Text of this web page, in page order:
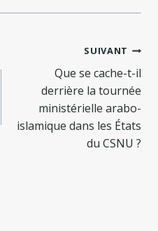
SUIVANT
Que se cache-t-il
derrière la tournée
ministérielle arabo-
islamique dans les États
du CSNU ?